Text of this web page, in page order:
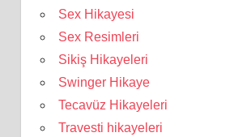
Sex Hikayesi
Sex Resimleri
Sikiş Hikayeleri
Swinger Hikaye
Tecavüz Hikayeleri
Travesti hikayeleri